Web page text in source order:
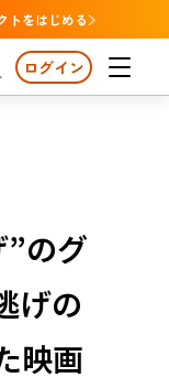
トをはじめる
協力
医療・福祉
・マイノリティ
ログイン
のグ
げの
映画